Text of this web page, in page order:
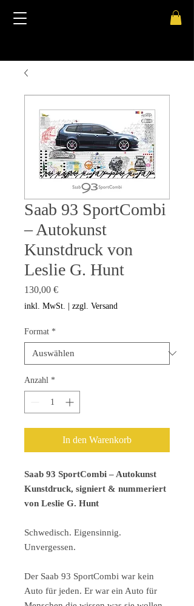
Saab 93 SportCombi
– Autokunst
Kunstdruck von
Leslie G. Hunt
130,00 €Preis
inkl. MwSt. zzgl. Versand
Format *
Anzahl *
In den Warenkorb
Saab 93 SportCombi – Autokunst
Kunstdruck, signiert & nummeriert
von Leslie G. Hunt
Schwedisch. Eigensinnig.
Unvergessen.
Der Saab 93 SportCombi war kein
Auto für jeden. Er war ein Auto für